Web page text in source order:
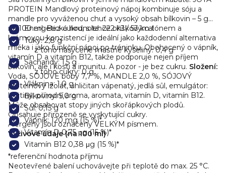
PROTEIN Mandlový proteinový nápoj kombinuje sóju a
mandle pro vyváženou chuť a vysoký obsah bílkovin – 5 g
na 100 ml. Bez cukru, s lehce oříškovým tónem a
krémovou konzistencí je ideální jako každodenní alternativa
mléka i jako funkční nápoj po tréninku. Obohacený o vápník,
vitamín D a vitamín B12, takže podporuje nejen příjem
bílkovin, ale i kosti a imunitu. A pozor - je bez cukru. Složení:
Voda, SÓJOVÉ boby 7,7 %, MANDLE 2,0 %, SÓJOVÝ
proteinový izolát, uhličitan vápenatý, jedlá sůl, emulgátor:
lecitiny, přírodní aroma, aromata, vitamín D, vitamín B12.
Může obsahovat stopy jiných skořápkových plodů.
Obsahuje přirozeně se vyskytující cukry.
Alergeny jsou označeny VELKÝM písmem.
Výživové údaje (na 100 ml)
Energetická hodnota: 222 kJ / 53 kcal
Tuky: 2,8 g
z toho nasycené mastné kyseliny: 0,4 g
Sacharidy: 1,5 g
z toho cukry: 0 g
Vláknina: 1,0 g
Bílkoviny: 5,0 g
Sůl: 0,15 g
Vápník: 120 mg (15 %)*
Vitamín D 0,75 μg (15 %)*
Vitamín B12 0,38 μg (15 %)*
*referenční hodnota příjmu
Neotevřené balení uchovávejte při teplotě do max. 25 °C.